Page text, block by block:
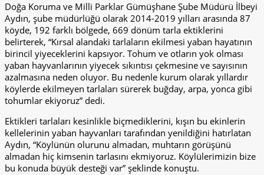
Doğa Koruma ve Milli Parklar Gümüşhane Şube Müdürü İlbeyi
Aydın, şube müdürlüğü olarak 2014-2019 yılları arasında 87
köyde, 192 farklı bölgede, 669 dönüm tarla ektiklerini
belirterek, “Kırsal alandaki tarlaların ekilmesi yaban hayatının
birincil yiyeceklerini kapsıyor. Tohum ve otların yok olması
yaban hayvanlarının yiyecek sıkıntısı çekmesine ve sayısının
azalmasına neden oluyor. Bu nedenle kurum olarak yıllardır
köylerde ekilmeyen tarlaları sürerek buğday, arpa, yonca gibi
tohumlar ekiyoruz” dedi.
Ektikleri tarlaları kesinlikle biçmediklerini, kışın bu ekinlerin
kellelerinin yaban hayvanları tarafından yenildiğini hatırlatan
Aydın, “Köylünün olurunu almadan, muhtarın görüşünü
almadan hiç kimsenin tarlasını ekmiyoruz. Köylülerimizin bize
bu konuda büyük desteği var” şeklinde konuştu.